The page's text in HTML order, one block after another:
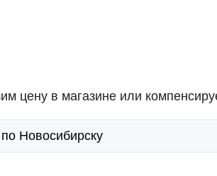
цену в магазине или
Новосибирску